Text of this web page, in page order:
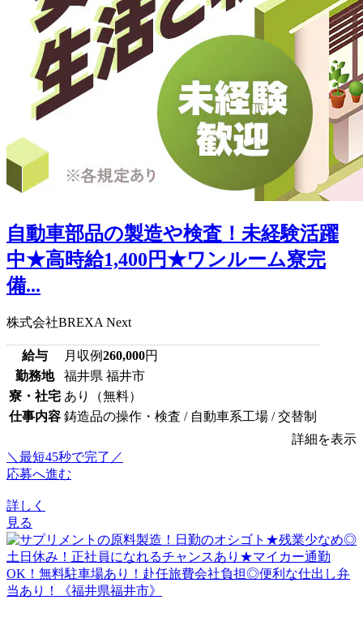
自動車部品の製造や検査！未経験活躍
中★高時給1,400円★ワンルーム寮完
備...
株式会社BREXA Next
給与 月収例260,000円
勤務地
福井県 福井市
寮・社宅 あり（無料）
仕事内容 鋳造品の操作・検査 / 自動車系工場 / 交替制
詳細を表示
＼最短45秒で完了／
応募へ進む
詳しく
見る